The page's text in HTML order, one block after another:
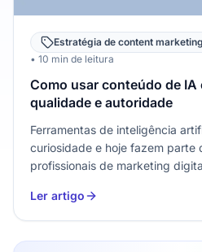
Estratégia de content marketing
• 10 min de leitura
Como usar conteúdo de IA
qualidade e autoridade
Ferramentas de inteligência
curiosidade e hoje fazem parte
profissionais de marketing
risco para o site? A resposta é
ser uma…
Ler artigo